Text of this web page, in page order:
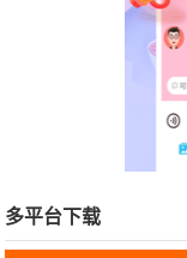
多平台下载